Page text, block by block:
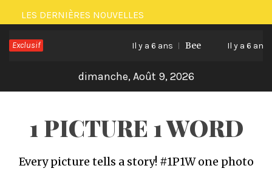
Passer
au
contenu
LES DERNIÈRES NOUVELLES
Exclusif Il y a 6 ans Bee Il y a 6 ans
dimanche, Août 9, 2026
1 PICTURE 1 WORD
Every picture tells a story! #1P1W one photo